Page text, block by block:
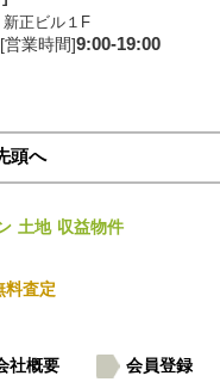
正ビル１F
[営業時間]9:00-19:00
頭へ
土地 収益物件
料査定
社概要
会員登録